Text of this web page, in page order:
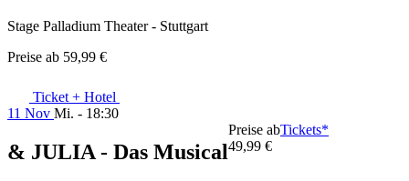
Stage Palladium Theater - Stuttgart
Preise ab 59,99 €
Ticket + Hotel
11 Nov Mi. - 18:30
& JULIA - Das Musical
Preise ab
49,99 €
Tickets*